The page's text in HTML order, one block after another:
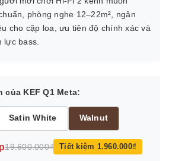
phòng nghe 12–22m², ngân
cho cặp loa, ưu tiên độ chính xác và
lực bass.
của KEF Q1 Meta:
Satin White Walnut
19.600.000₫ Tiết kiệm 1.960.000₫